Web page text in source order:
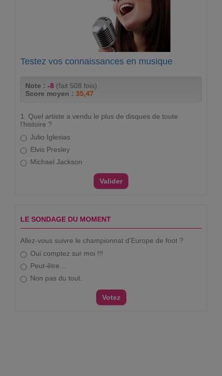
Testez vos connaissances en musique
Note : -8 (fait 508 fois)
Score moyen : 35,47
1. Quel artiste a vendu le plus de disques de toute
l’histoire ?
Julio Iglesias
Elvis Presley
Michael Jackson
LE SONDAGE DU MOMENT
Allez-vous suivre le championnat d'Europe de foot ?
Oui comptez sur moi !!!
Peut-être...
Non pas du tout.